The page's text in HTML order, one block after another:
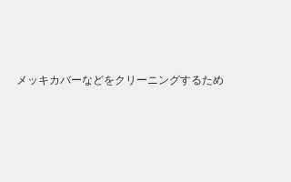
メッキカバーなどをクリーニングするため